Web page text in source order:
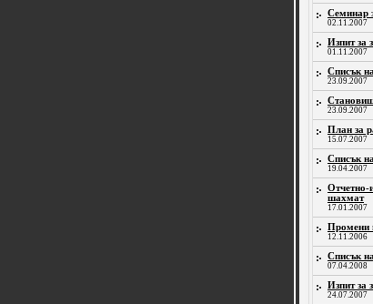
Семинар
02.11.2007
Изпит за
01.11.2007
Списък
23.09.2007
23.09.2007
План за
15.07.2007
Списък
19.04.2007
Отчетно-
шахмат
17.01.2007
Промени
12.11.2006
Списък
07.04.2008
Изпит за
24.07.2007